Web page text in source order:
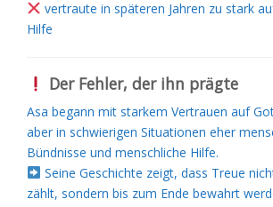
vertraute in späteren Jahren zu stark
Hilfe
Der Fehler, der ihn prägte
Asa begann mit starkem Vertrauen auf
aber in schwierigen Situationen eher
Bündnisse und menschliche Hilfe.
Seine Geschichte zeigt, dass Treue
zählt, sondern bis zum Ende bewahrt